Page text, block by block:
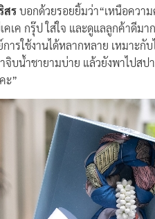
สรบอกด้วยรอยยิ้มว่า“เหนือควา
เค กรุ๊ป ใส่ใจ และดูแลลูกค้าดีมา
การใช้งานได้หลากหลาย เหมา
บน้ำชายามบ่าย แล้วยังพาไปสป
ะ”